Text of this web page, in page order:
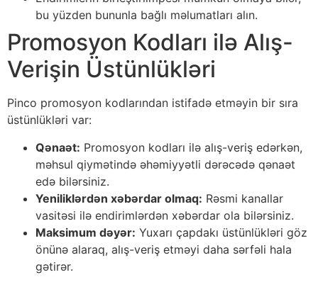
bu yüzden bununla bağlı məlumatları alın.
Promosyon Kodları ilə Alış-
Verişin Üstünlükləri
Pinco promosyon kodlarından istifadə etməyin bir sıra
üstünlükləri var:
Qənaət: Promosyon kodları ilə alış-veriş edərkən,
məhsul qiymətində əhəmiyyətli dərəcədə qənaət
edə bilərsiniz.
Yeniliklərdən xəbərdar olmaq: Rəsmi kanallar
vasitəsi ilə endirimlərdən xəbərdar ola bilərsiniz.
Maksimum dəyər: Yuxarı çapdakı üstünlükləri göz
önünə alaraq, alış-veriş etməyi daha sərfəli hala
gətirər.